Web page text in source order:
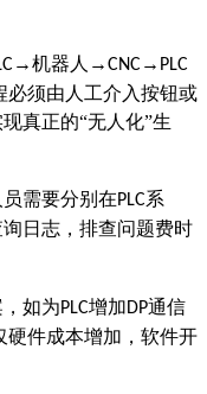
→机器人→CNC → PLC
必须由人工介入按钮或
真正的“无人化”生
需要分别在PLC系
日志，排查问题费时
如为PLC增加DP通信
硬件成本增加，软件开